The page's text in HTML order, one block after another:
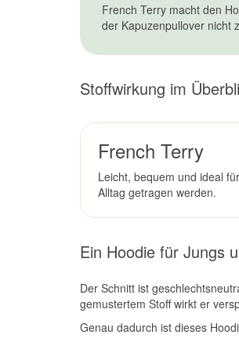
French Terry macht den
der Kapuzenpullover nicht
Stoffwirkung im
French Terry
Leicht, bequem und ideal
Alltag getragen werden.
Ein Hoodie für Jungs
Der Schnitt ist
gemustertem Stoff wirkt er
Genau dadurch ist dieses